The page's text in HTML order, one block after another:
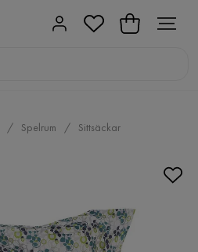
Spelrum Sittsäckar